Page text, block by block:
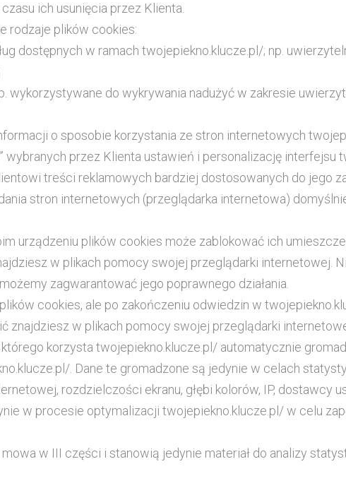
ich usunięcia przez Klienta.
rodzaje plików cookies:
dostępnych w ramach twojepiekno.klucze.pl/; np.
wykorzystywane do wykrywania nadużyć w zakresie
o sposobie korzystania ze stron internetowych
wybranych przez Klienta ustawień i personalizację interfejsu
treści reklamowych bardziej dostosowanych do jego
stron internetowych (przeglądarka internetowa)
urządzeniu plików cookies może zablokować ich
w plikach pomocy swojej przeglądarki internetowej.
zagwarantować jego poprawnego działania.
cookies, ale po zakończeniu odwiedzin w
znajdziesz w plikach pomocy swojej przeglądarki
korzysta twojepiekno.klucze.pl/ automatycznie
. Dane te gromadzone są jedynie w celach
rozdzielczości ekranu, głębi kolorów, IP, dostawcy
w procesie optymalizacji twojepiekno.klucze.pl/ w celu
w III części i stanowią jedynie materiał do analizy